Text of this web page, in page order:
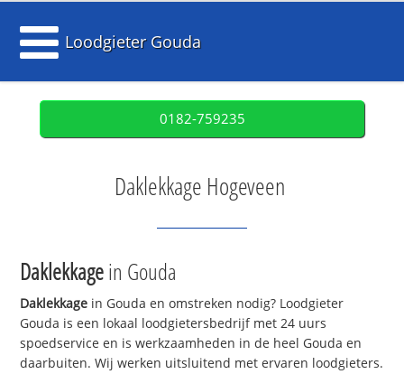
Loodgieter Gouda
0182-759235
Daklekkage Hogeveen
Daklekkagein Gouda
Daklekkage in Gouda en omstreken nodig? Loodgieter
Gouda is een lokaal loodgietersbedrijf met 24 uurs
spoedservice en is werkzaamheden in de heel Gouda en
daarbuiten. Wij werken uitsluitend met ervaren loodgieters.